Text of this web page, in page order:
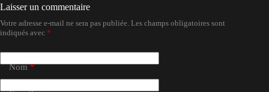
Laisser un commentaire
Votre adresse e-mail ne sera pas publiée. Les champs obligatoires sont
indiqués avec *
Nom*